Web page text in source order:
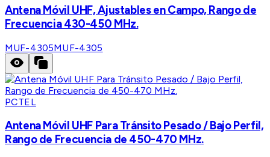
Antena Móvil UHF, Ajustables en Campo, Rango de
Frecuencia 430-450 MHz.
MUF-4305MUF-4305
PCTEL
Antena Móvil UHF Para Tránsito Pesado / Bajo Perfil,
Rango de Frecuencia de 450-470 MHz.